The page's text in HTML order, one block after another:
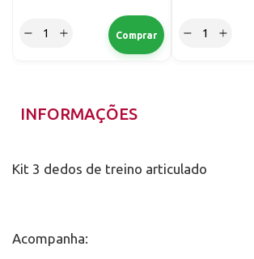
INFORMAÇÕES
Kit 3 dedos de treino articulado
Acompanha: